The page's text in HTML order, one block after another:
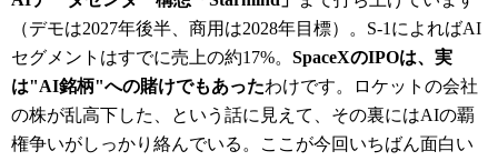
（デモは2027年後半、商用は2028年目標）。S-1によればAI
セグメントはすでに売上の約17%。 SpaceXのIPOは、実
は"AI銘柄"への賭けでもあったわけです。ロケットの会社
の株が乱高下した、という話に見えて、その裏にはAIの覇
権争いがしっかり絡んでいる。ここが今回いちばん面白い